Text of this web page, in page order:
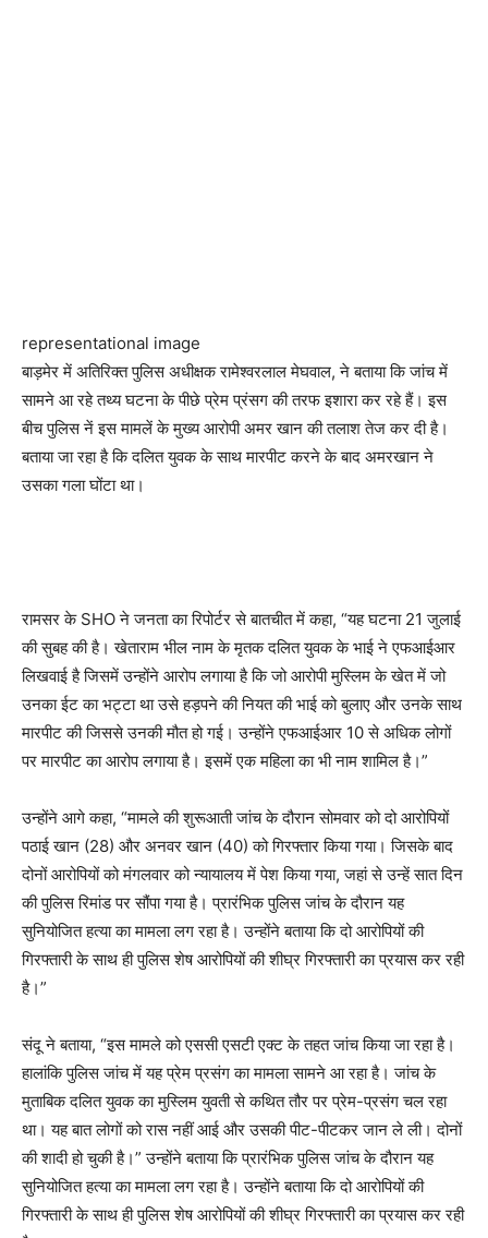
representational image
बाड़मेर में अतिरिक्‍त पुलिस अधीक्षक रामेश्‍वरलाल मेघवाल, ने बताया कि जांच में
सामने आ रहे तथ्य घटना के पीछे प्रेम प्रंसग की तरफ इशारा कर रहे हैं। इस
बीच पुलिस नें इस मामलें के मुख्‍य आरोपी अमर खान की तलाश तेज कर दी है।
बताया जा रहा है कि दलित युवक के साथ मारपीट करने के बाद अमरखान ने
उसका गला घोंटा था।
रामसर के SHO ने जनता का रिपोर्टर से बातचीत में कहा, “यह घटना 21 जुलाई
की सुबह की है। खेताराम भील नाम के मृतक दलित युवक के भाई ने एफआईआर
लिखवाई है जिसमें उन्होंने आरोप लगाया है कि जो आरोपी मुस्लिम के खेत में जो
उनका ईट का भट्टा था उसे हड़पने की नियत की भाई को बुलाए और उनके साथ
मारपीट की जिससे उनकी मौत हो गई। उन्होंने एफआईआर 10 से अधिक लोगों
पर मारपीट का आरोप लगाया है। इसमें एक महिला का भी नाम शामिल है।”
उन्होंने आगे कहा, “मामले की शुरूआती जांच के दौरान सोमवार को दो आरोपियों
पठाई खान (28) और अनवर खान (40) को गिरफ्तार किया गया। जिसके बाद
दोनों आरोपियों को मंगलवार को न्यायालय में पेश किया गया, जहां से उन्हें सात दिन
की पुलिस रिमांड पर सौंपा गया है। प्रारंभिक पुलिस जांच के दौरान यह
सुनियोजित हत्‍या का मामला लग रहा है। उन्‍होंने बताया कि दो आरोपियों की
गिरफ्तारी के साथ ही पुलिस शेष आरोपियों की शीघ्र गिरफ्तारी का प्रयास कर रही
है।”
संदू ने बताया, “इस मामले को एससी एसटी एक्ट के तहत जांच किया जा रहा है।
हालांकि पुलिस जांच में यह प्रेम प्रसंग का मामला सामने आ रहा है। जांच के
मुताबिक दलित युवक का मुस्लिम युवती से कथित तौर पर प्रेम-प्रसंग चल रहा
था। यह बात लोगों को रास नहीं आई और उसकी पीट-पीटकर जान ले ली। दोनों
की शादी हो चुकी है।” उन्होंने बताया कि प्रारंभिक पुलिस जांच के दौरान यह
सुनियोजित हत्‍या का मामला लग रहा है। उन्‍होंने बताया कि दो आरोपियों की
गिरफ्तारी के साथ ही पुलिस शेष आरोपियों की शीघ्र गिरफ्तारी का प्रयास कर रही